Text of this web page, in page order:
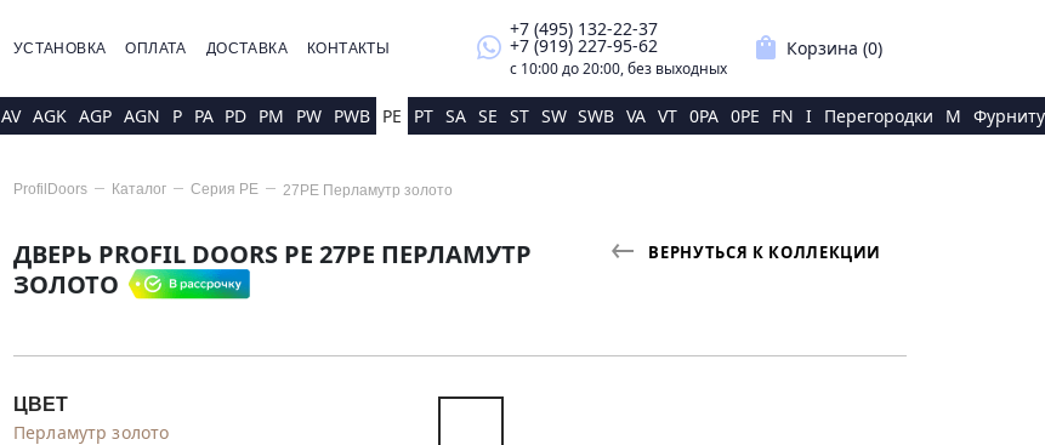
УСТАНОВКА ОПЛАТА ДОСТАВКА КОНТАКТЫ whatsapp
+7 (495) 132-22-37
+7 (919) 227-95-62
с 10:00 до 20:00, без выходных
shopping_bag Корзина (0)
AV AGK AGP AGN P PA PD PM PW PWB PE PT SA SE ST SW SWB VA VT 0PA 0PE FN I Перегородки M
ProfilDoors Каталог Серия PE 27PE Перламутр золото
ДВЕРЬ PROFIL DOORS PE 27PE ПЕРЛАМУТР
ЗОЛОТО
ВЕРНУТЬСЯ К КОЛЛЕКЦИИ
ЦВЕТ
Перламутр золото